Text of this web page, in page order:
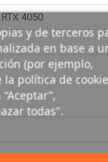
4050
y de terceros
en base a
(por ejemplo,
la política de
todas".